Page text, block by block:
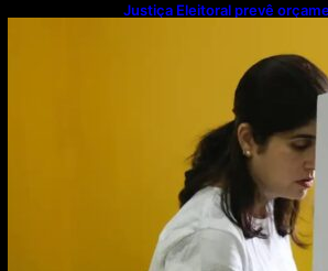
Justiça Eleitoral prevê